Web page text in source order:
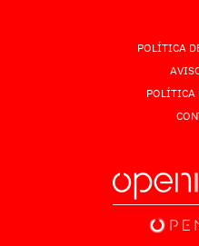
POLÍTICA
POLÍTICA